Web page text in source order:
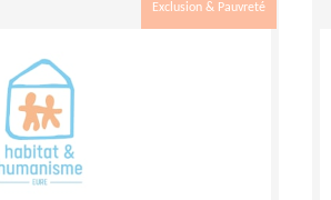
Exclusion & Pauvreté